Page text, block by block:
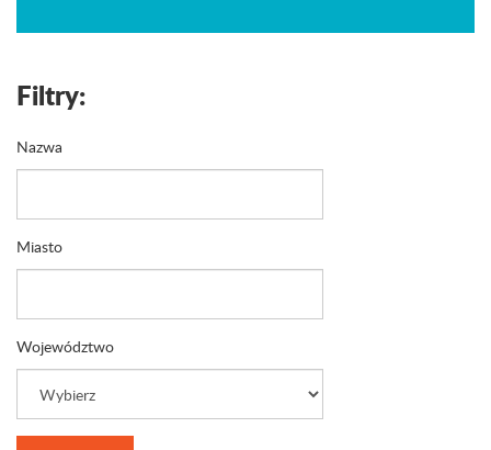
Filtry:
Nazwa
Miasto
Województwo